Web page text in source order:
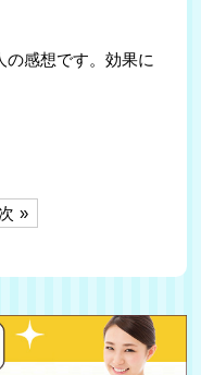
感想です。効果に
次 »